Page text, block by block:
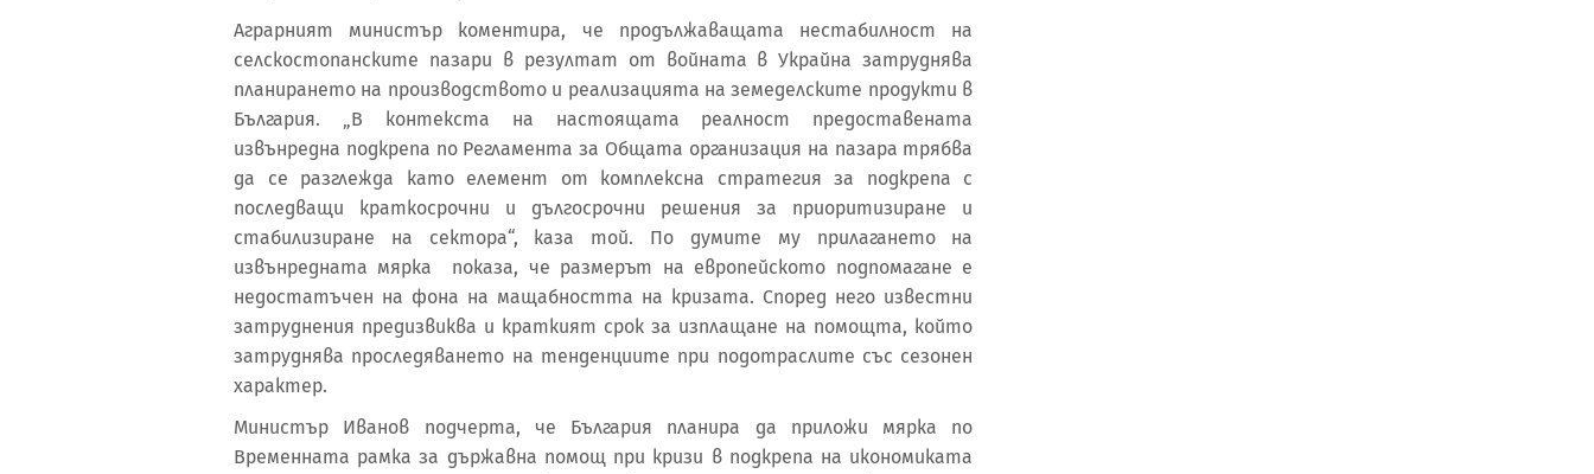
Аграрният министър коментира, че продължаващата нестабилност на
селскостопанските пазари в резултат от войната в Украйна затруднява
планирането на производството и реализацията на земеделските продукти в
България. „В контекста на настоящата реалност предоставената
извънредна подкрепа по Регламента за Общата организация на пазара трябва
да се разглежда като елемент от комплексна стратегия за подкрепа с
последващи краткосрочни и дългосрочни решения за приоритизиране и
стабилизиране на сектора“, каза той. По думите му прилагането на
извънредната мярка показа, че размерът на европейското подпомагане е
недостатъчен на фона на мащабността на кризата. Според него известни
затруднения предизвиква и краткият срок за изплащане на помощта, който
затруднява проследяването на тенденциите при подотраслите със сезонен
характер.
Министър Иванов подчерта, че България планира да приложи мярка по
Временната рамка за държавна помощ при кризи в подкрепа на икономиката